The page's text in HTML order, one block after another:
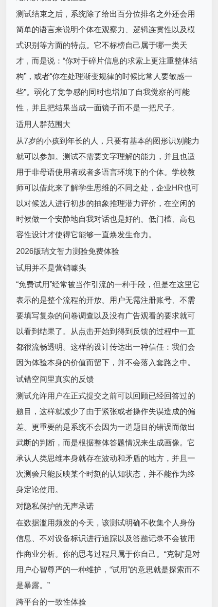
测试结束之后，系统除了给出百分位排名之外还会用
简单的语言来说明个体在观察力、逻辑连贯性以及模
式识别等方面的特点。它不标榜自己属于哪一类天
才，而是说：“你对于碎片信息的求索上更注重整体结
构”，或者“你在处理渐变规律的时候比常人要敏感一
些”。弱化了竞争感的同时也增加了自我觉察的可能
性，并且把结果当成一面镜子而不是一把尺子。
适用人群范围大
从7岁的小孩到年长的人，只要有基本的图形识别能力
就可以参加。测试不需要文字理解的能力，并且也适
用于非母语使用者或者多语言环境下的个体。学校教
师可以借此来了解学生思维的不同之处，企业HR也可
以对候选人进行初步的抽象推理潜力评价，在空闲的
时候做一个安静地自我对话也是好的。低门槛、高包
容性设计才使得它能够一直焕发生命力。
2026版瑞文智力测验免费体验
试用并不是营销噱头
“免费试用”经常被当作引流的一种手段，但是在这里它
表示的是整个流程的开放。用户无需注册账号、不需
要填写复杂的问卷调查以及没有广告观看的要求就可
以看到结果了。从点击开始到得到反馈的过程中一直
都很流畅透明。这样的设计传达出一种信任：我们会
因为体验本身的价值而留下，并不会落入套路之中。
试错空间里真实的反馈
测试允许用户在正式提交之前可以回顾已经回答过的
题目，这样就减少了由于紧张或者操作失误造成的偏
差。更重要的是系统不会因为一道题目的错误而做出
武断的判断，而是根据整体答题情况来生成画像。它
承认人类思维本身就存在波动和矛盾的地方，并且一
次测验只能反映某个时刻的认知状态，并不能作为终
身定论使用。
对隐私保护的无声承诺
在数据滥用频发的今天，该测试明确不收集个人身份
信息、不对设备标识进行追踪以及答题记录不会被用
作商业分析。你的思考过程只属于你自己。“克制”是对
用户心智尊严的一种维护，“试用”的意思就是探索而不
是暴露。”
跨平台的一致性体验